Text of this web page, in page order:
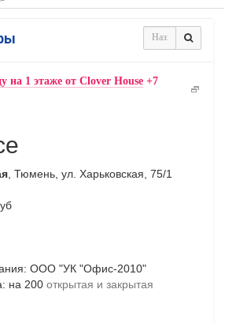
на 1 этаже от Clover House +7
, Тюмень, ул. Харьковская, 75/1
ООО "УК "Офис-2010"
на 200 открытая и закрытая